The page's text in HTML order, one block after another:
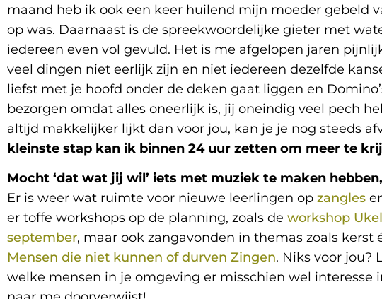
maand heb ik ook een keer huilend mijn moeder gebeld
op was. Daarnaast is de spreekwoordelijke gieter met
iedereen even vol gevuld. Het is me afgelopen jaren
veel dingen niet eerlijk zijn en niet iedereen dezelfde
liefst met je hoofd onder de deken gaat liggen en
bezorgen omdat alles oneerlijk is, jij oneindig veel pech
altijd makkelijker lijkt dan voor jou, kan je je nog steeds
kleinste stap kan ik binnen 24 uur zetten om meer te
Mocht ‘dat wat jij wil’ iets met muziek te maken
Er is weer wat ruimte voor nieuwe leerlingen op zangles
er toffe workshops op de planning, zoals de workshop
september, maar ook zangavonden in themas zoals kerst
Mensen die niet kunnen of durven Zingen. Niks voor jou?
welke mensen in je omgeving er misschien wel interesse